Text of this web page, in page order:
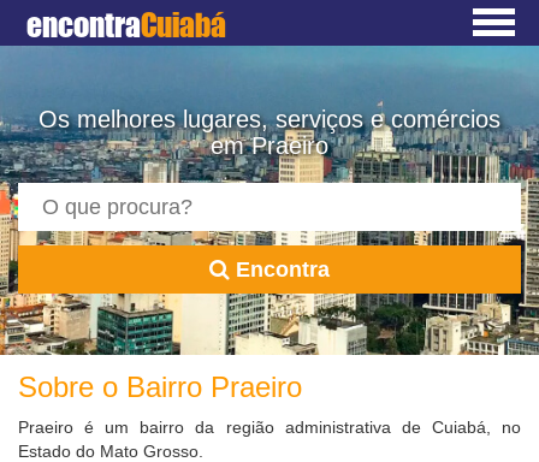
encontraCuiabá
Os melhores lugares, serviços e comércios
em Praeiro
Encontra
Sobre o Bairro Praeiro
Praeiro é um bairro da região administrativa de Cuiabá, no
Estado do Mato Grosso.